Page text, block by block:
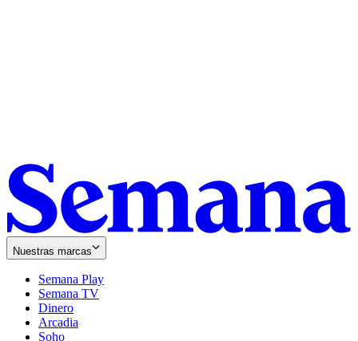
Nuestras marcas
Semana Play
Semana TV
Dinero
Arcadia
Soho